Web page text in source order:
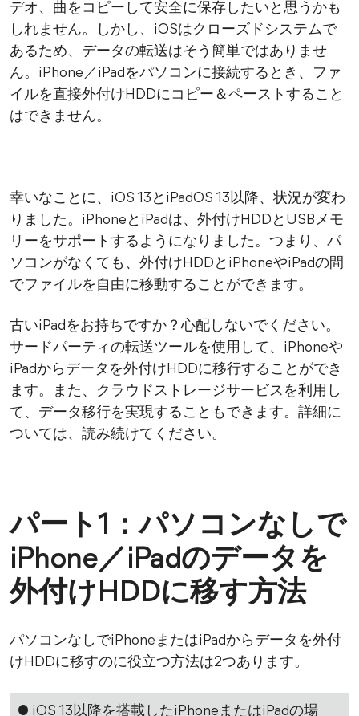
デオ、曲をコピーして安全に保存したいと思うかも
しれません。しかし、iOSはクローズドシステムで
あるため、データの転送はそう簡単ではありませ
ん。iPhone／iPadをパソコンに接続するとき、ファ
イルを直接外付けHDDにコピー＆ペーストすること
はできません。
幸いなことに、iOS 13とiPadOS 13以降、状況が変わ
りました。iPhoneとiPadは、外付けHDDとUSBメモ
リーをサポートするようになりました。つまり、パ
ソコンがなくても、外付けHDDとiPhoneやiPadの間
でファイルを自由に移動することができます。
古いiPadをお持ちですか？心配しないでください。
サードパーティの転送ツールを使用して、iPhoneや
iPadからデータを外付けHDDに移行することができ
ます。また、クラウドストレージサービスを利用し
て、データ移行を実現することもできます。詳細に
ついては、読み続けてください。
パート1：パソコンなしで
iPhone／iPadのデータを
外付けHDDに移す方法
パソコンなしでiPhoneまたはiPadからデータを外付
けHDDに移すのに役立つ方法は2つあります。
● iOS 13以降を搭載したiPhoneまたはiPadの場